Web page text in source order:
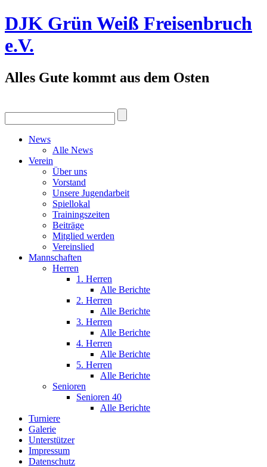
DJK Grün Weiß Freisenbruch
e.V.
Alles Gute kommt aus dem Osten
News
Alle News
Verein
Über uns
Vorstand
Unsere Jugendarbeit
Spiellokal
Trainingszeiten
Beiträge
Mitglied werden
Vereinslied
Mannschaften
Herren
1. Herren
Alle Berichte
2. Herren
Alle Berichte
3. Herren
Alle Berichte
4. Herren
Alle Berichte
5. Herren
Alle Berichte
Senioren
Senioren 40
Alle Berichte
Turniere
Galerie
Unterstützer
Impressum
Datenschutz